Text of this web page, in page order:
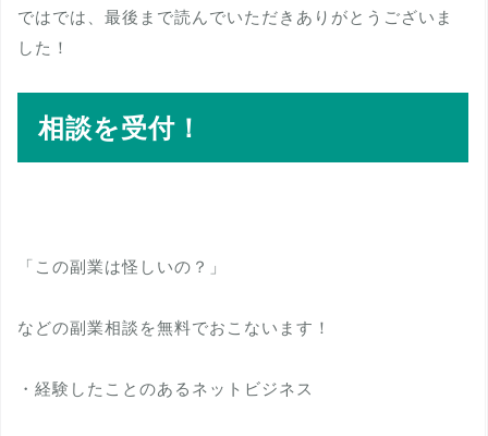
ではでは、最後まで読んでいただきありがとうございま
した！
相談を受付！
「この副業は怪しいの？」
などの副業相談を無料でおこないます！
・経験したことのあるネットビジネス